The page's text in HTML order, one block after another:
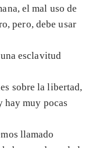
el mal uso de
pero, debe usar
esclavitud
sobre la libertad,
hay muy pocas
llamado